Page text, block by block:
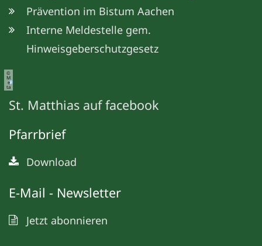
Prävention im Bistum Aachen
Interne Meldestelle gem.
Hinweisgeberschutzgesetz
©
M
e
ta
St. Matthias auf facebook
Pfarrbrief
Download
E-Mail - Newsletter
Jetzt abonnieren